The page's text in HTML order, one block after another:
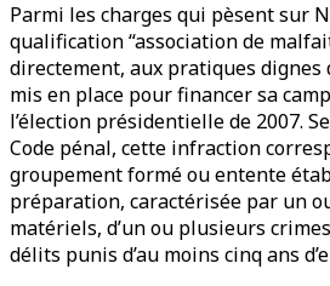
Parmi les charges qui pèsent sur
qualification “association de
directement, aux pratiques
mis en place pour financer sa
l’élection présidentielle de 2007.
Code pénal, cette infraction
groupement formé ou entente
préparation, caractérisée par un
matériels, d’un ou plusieurs
délits punis d’au moins cinq ans